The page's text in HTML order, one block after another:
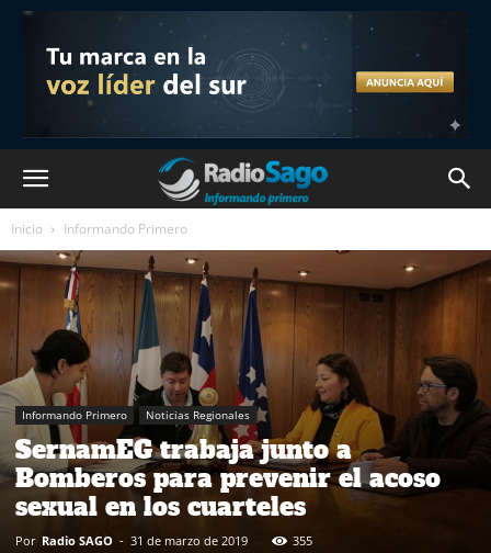
Inicio Informando Primero
Informando Primero Noticias Regionales
SernamEG trabaja junto a
Bomberos para prevenir el acoso
sexual en los cuarteles
Por Radio SAGO - 31 de marzo de 2019 355